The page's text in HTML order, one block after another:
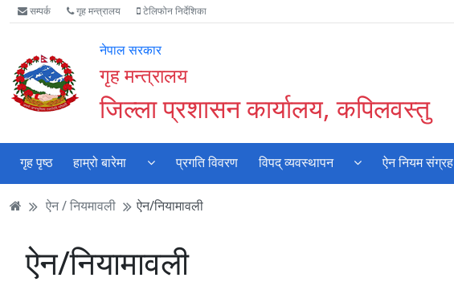
Accessibility
Mode
गर्नुहोस्
मुख्य
सामाग्री
मुख्य
नेभिगेसन
वेबसाइट
खोजमा
सम्पर्क गृह मन्त्रालय टेलिफोन निर्देशिका
नेपाल सरकार
गृह मन्त्रालय
जिल्ला प्रशासन कार्यालय, कपिलवस्तु
गृह पृष्ठ हाम्रो बारेमा प्रगति विवरण विपद् व्यवस्थापन ऐन नियम संग्रह
ऐन / नियमावली ऐन/नियामावली
ऐन/नियामावली